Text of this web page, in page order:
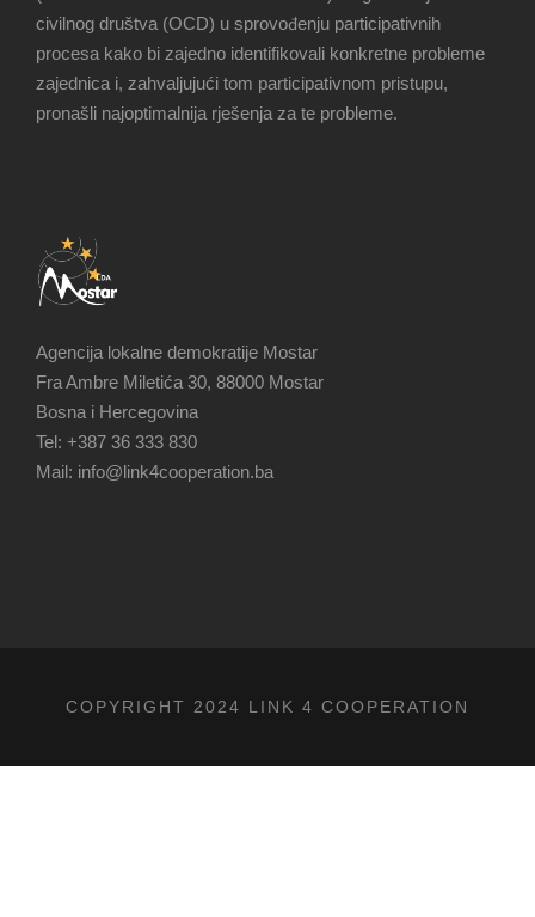
civilnog društva (OCD) u sprovođenju participativnih
procesa kako bi zajedno identifikovali konkretne probleme
zajednica i, zahvaljujući tom participativnom pristupu,
pronašli najoptimalnija rješenja za te probleme.
Agencija lokalne demokratije Mostar
Fra Ambre Miletića 30, 88000 Mostar
Bosna i Hercegovina
Tel: +387 36 333 830
Mail: info@link4cooperation.ba
COPYRIGHT 2024 LINK 4 COOPERATION